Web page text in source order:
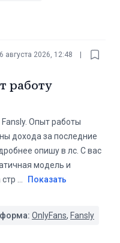
6 августа 2026, 12:48
работу
Опыт работы
дохода за последние
опишу в лс. С вас
модель и
Показать
OnlyFans, Fansly